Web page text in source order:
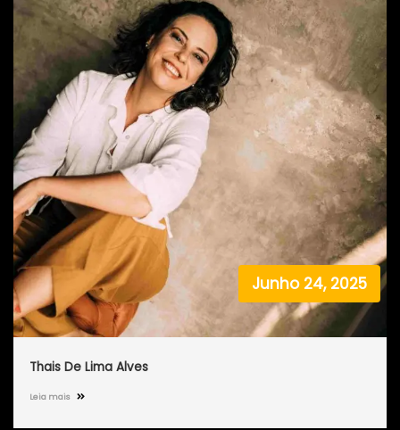
Junho 24, 2025
Thais De Lima Alves
Leia mais